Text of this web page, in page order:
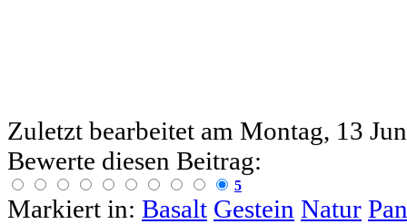
Zuletzt bearbeitet am Montag, 13
Bewerte diesen Beitrag:
5
Markiert in: Basalt Gestein Natur